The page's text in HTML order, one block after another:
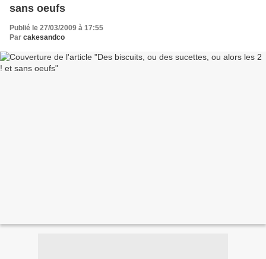
sans oeufs
Publié le 27/03/2009 à 17:55
Par cakesandco